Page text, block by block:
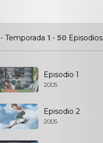
Temporada 1 - 50 Episodios
Episodio 1
2005
Episodio 2
2005